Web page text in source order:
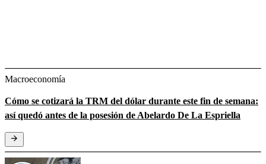
Macroeconomía
Cómo se cotizará la TRM del dólar durante este fin de semana:
así quedó antes de la posesión de Abelardo De La Espriella